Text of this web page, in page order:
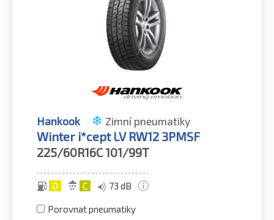
Hankook Zimní pneumatiky
Winter i*cept LV RW12 3PMSF
225/60R16C101/99T
D C 73 dB
Porovnat pneumatiky